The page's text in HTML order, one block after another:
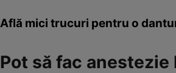
Află mici trucuri pentru o
Pot să fac